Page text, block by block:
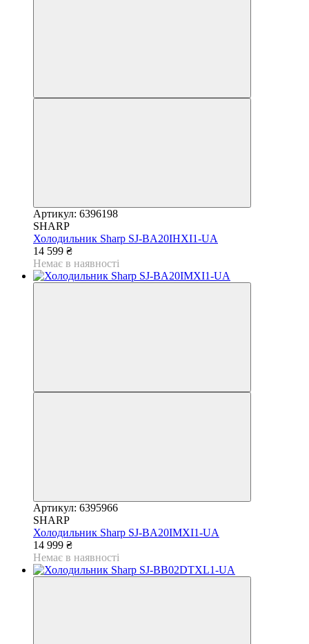
Артикул: 6396198
SHARP
Холодильник Sharp SJ-BA20IHXI1-UA
14 599 ₴
Немає в наявності
Артикул: 6395966
SHARP
Холодильник Sharp SJ-BA20IMXI1-UA
14 999 ₴
Немає в наявності